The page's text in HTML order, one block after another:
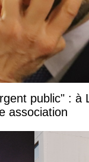
public" : à
association